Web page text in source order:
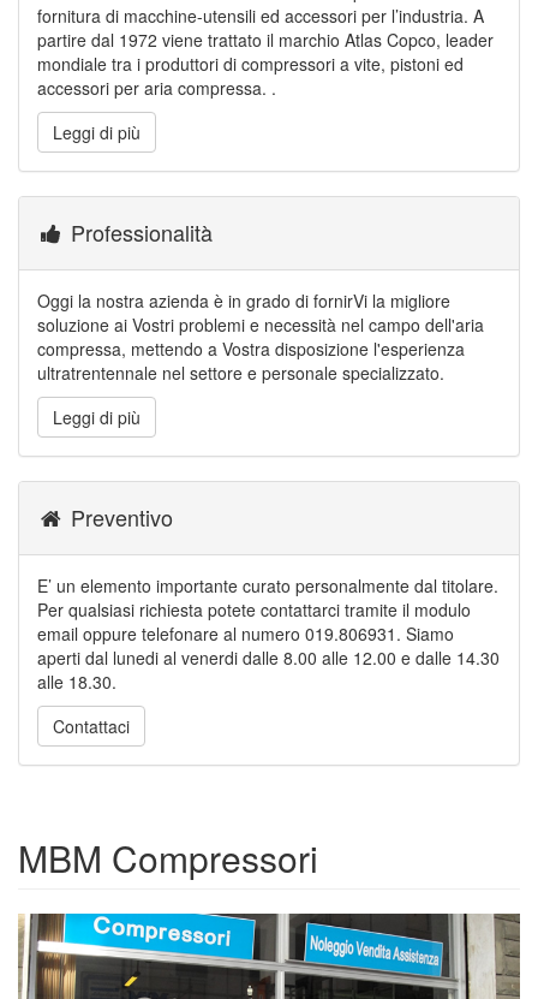
fornitura di macchine-utensili ed accessori per l’industria. A
partire dal 1972 viene trattato il marchio Atlas Copco, leader
mondiale tra i produttori di compressori a vite, pistoni ed
accessori per aria compressa. .
Leggi di più
Professionalità
Oggi la nostra azienda è in grado di fornirVi la migliore
soluzione ai Vostri problemi e necessità nel campo dell'aria
compressa, mettendo a Vostra disposizione l'esperienza
ultratrentennale nel settore e personale specializzato.
Leggi di più
Preventivo
E’ un elemento importante curato personalmente dal titolare.
Per qualsiasi richiesta potete contattarci tramite il modulo
email oppure telefonare al numero 019.806931. Siamo
aperti dal lunedi al venerdi dalle 8.00 alle 12.00 e dalle 14.30
alle 18.30.
Contattaci
MBM Compressori